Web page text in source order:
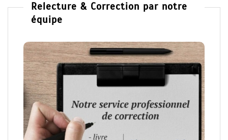
Relecture & Correction par notre
équipe